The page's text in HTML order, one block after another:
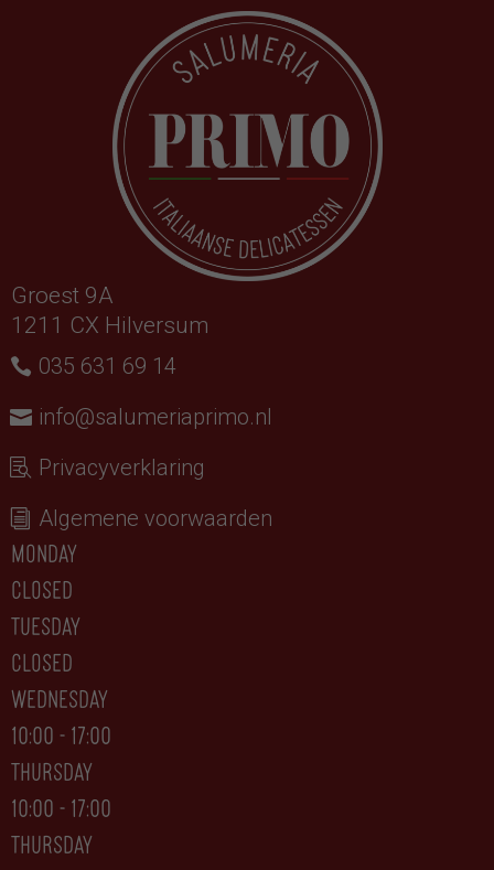
Groest 9A
1211 CX Hilversum
035 631 69 14
info@salumeriaprimo.nl
Privacyverklaring
Algemene voorwaarden
monday
closed
tuesday
CLOSED
wednesday
10:00 - 17:00
thursday
10:00 - 17:00
thursday